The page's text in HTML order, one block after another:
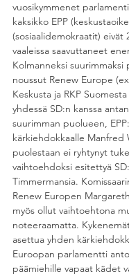
vuosikymmenet
kaksikko EPP
(sosiaalidemokraatit) eivät
vaaleissa saavuttaneet
Kolmanneksi suurimmaksi
noussut Renew Europe
Keskusta ja RKP
yhdessä SD:n kanssa
suurimman puolueen,
kärkiehdokkaalle Manfred
puolestaan ei ryhtynyt
vaihtoehdoksi esitettyä
Timmermansia.
Renew Europen
myös ollut vaihtoehtona
noteeraamatta.
asettua yhden
Euroopan parlamentti
päämiehille vapaat kädet